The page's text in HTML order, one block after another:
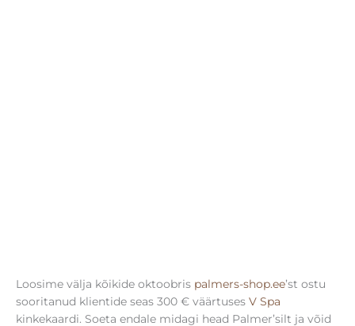
Loosime välja kõikide oktoobris palmers-shop.ee’st ostu
sooritanud klientide seas 300 € väärtuses V Spa
kinkekaardi. Soeta endale midagi head Palmer’silt ja võid